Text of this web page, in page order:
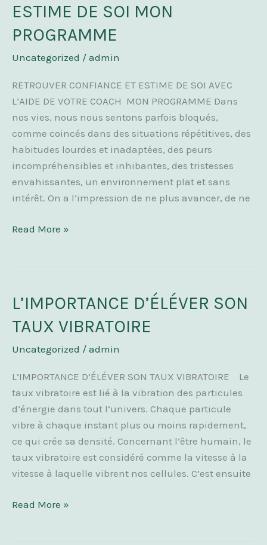
ESTIME DE SOI MON
PROGRAMME
Uncategorized / admin
RETROUVER CONFIANCE ET ESTIME DE SOI AVEC
L’AIDE DE VOTRE COACH MON PROGRAMME Dans
nos vies, nous nous sentons parfois bloqués,
comme coincés dans des situations répétitives, des
habitudes lourdes et inadaptées, des peurs
incompréhensibles et inhibantes, des tristesses
envahissantes, un environnement plat et sans
intérêt. On a l’impression de ne plus avancer, de ne
ET
ESTIME
SOI
MON
PROGRAMME
Read More »
L’IMPORTANCE D’ÉLÉVER SON
TAUX VIBRATOIRE
Uncategorized / admin
L’IMPORTANCE D’ÉLÉVER SON TAUX VIBRATOIRE Le
taux vibratoire est lié à la vibration des particules
d’énergie dans tout l’univers. Chaque particule
vibre à chaque instant plus ou moins rapidement,
ce qui crée sa densité. Concernant l’être humain, le
taux vibratoire est considéré comme la vitesse à la
vitesse à laquelle vibrent nos cellules. C’est ensuite
L’IMPORTANCE
SON
TAUX
Read More »